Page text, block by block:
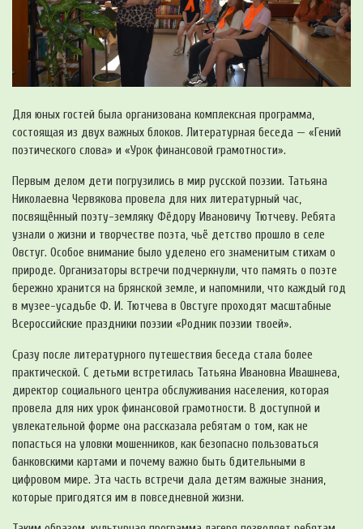
Для юных гостей была организована комплексная программа,
состоящая из двух важных блоков. Литературная беседа — «Гений
поэтического слова» и «Урок финансовой грамотности».
Первым делом дети погрузились в мир русской поэзии. Татьяна
Николаевна Червякова провела для них литературный час,
посвящённый поэту-земляку Фёдору Ивановичу Тютчеву. Ребята
узнали о жизни и творчестве поэта, чьё детство прошло в селе
Овстуг. Особое внимание было уделено его знаменитым стихам о
природе. Организаторы встречи подчеркнули, что память о поэте
бережно хранится на брянской земле, и напомнили, что каждый год
в музее-усадьбе Ф. И. Тютчева в Овстуге проходят масштабные
Всероссийские праздники поэзии «Родник поэзии твоей».
Сразу после литературного путешествия беседа стала более
практической. С детьми встретилась Татьяна Ивановна Ивашнева,
директор социального центра обслуживания населения, которая
провела для них урок финансовой грамотности. В доступной и
увлекательной форме она рассказала ребятам о том, как не
попасться на уловки мошенников, как безопасно пользоваться
банковскими картами и почему важно быть бдительными в
цифровом мире. Эта часть встречи дала детям важные знания,
которые пригодятся им в повседневной жизни.